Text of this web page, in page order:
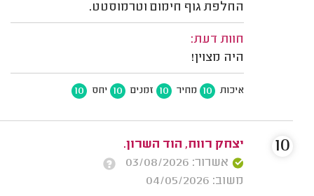
החלפת גוף חימום וטרמוסטט.
חוות דעת:
היה מצוין!
איכות 10 מחיר 10 זמנים 10 יחס 10
יצחק רווח, הוד השרון.
אשרור: 03/08/2026
משוב: 04/05/2026
10